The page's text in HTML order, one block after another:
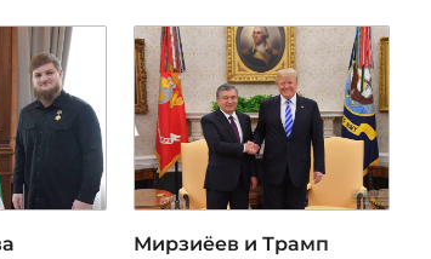
Мирзиёев и Трамп